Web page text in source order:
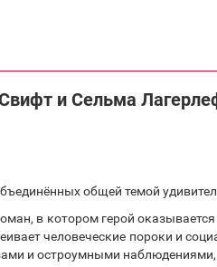
и Сельма
общей темой
в котором герой
человеческие пороки и
и остроумными